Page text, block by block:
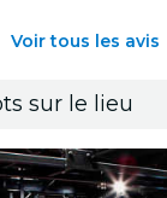
Voir tous les avis
sur le lieu